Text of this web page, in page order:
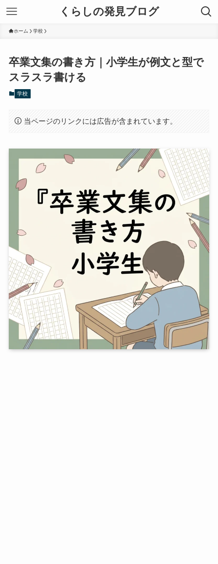
くらしの発見ブログ
ホーム 学校
卒業文集の書き方｜小学生が例文と型で
スラスラ書ける
学校
当ページのリンクには広告が含まれています。